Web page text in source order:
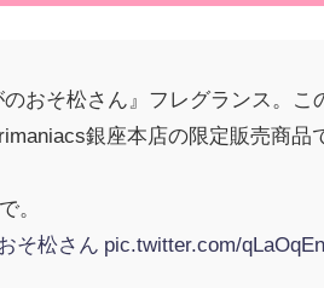
のおそ松さん』フレグランス。
銀座本店の限定販売商品
。
そ松さん pic.twitter.com/